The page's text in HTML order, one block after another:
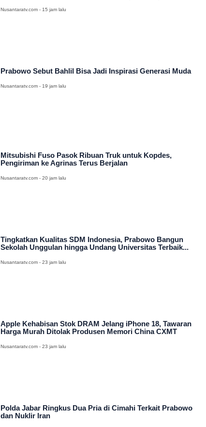
Nusantaratv.com - 15 jam lalu
Prabowo Sebut Bahlil Bisa Jadi Inspirasi Generasi Muda
Nusantaratv.com - 19 jam lalu
Mitsubishi Fuso Pasok Ribuan Truk untuk Kopdes,
Pengiriman ke Agrinas Terus Berjalan
Nusantaratv.com - 20 jam lalu
Tingkatkan Kualitas SDM Indonesia, Prabowo Bangun
Sekolah Unggulan hingga Undang Universitas Terbaik...
Nusantaratv.com - 23 jam lalu
Apple Kehabisan Stok DRAM Jelang iPhone 18, Tawaran
Harga Murah Ditolak Produsen Memori China CXMT
Nusantaratv.com - 23 jam lalu
Polda Jabar Ringkus Dua Pria di Cimahi Terkait Prabowo
dan Nuklir Iran